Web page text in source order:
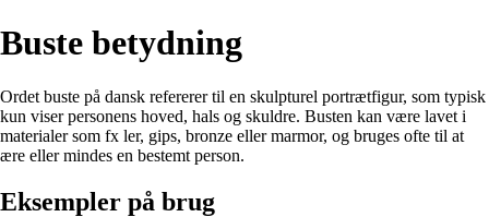
Buste betydning
Ordet buste på dansk refererer til en skulpturel portrætfigur, som typisk
kun viser personens hoved, hals og skuldre. Busten kan være lavet i
materialer som fx ler, gips, bronze eller marmor, og bruges ofte til at
ære eller mindes en bestemt person.
Eksempler på brug